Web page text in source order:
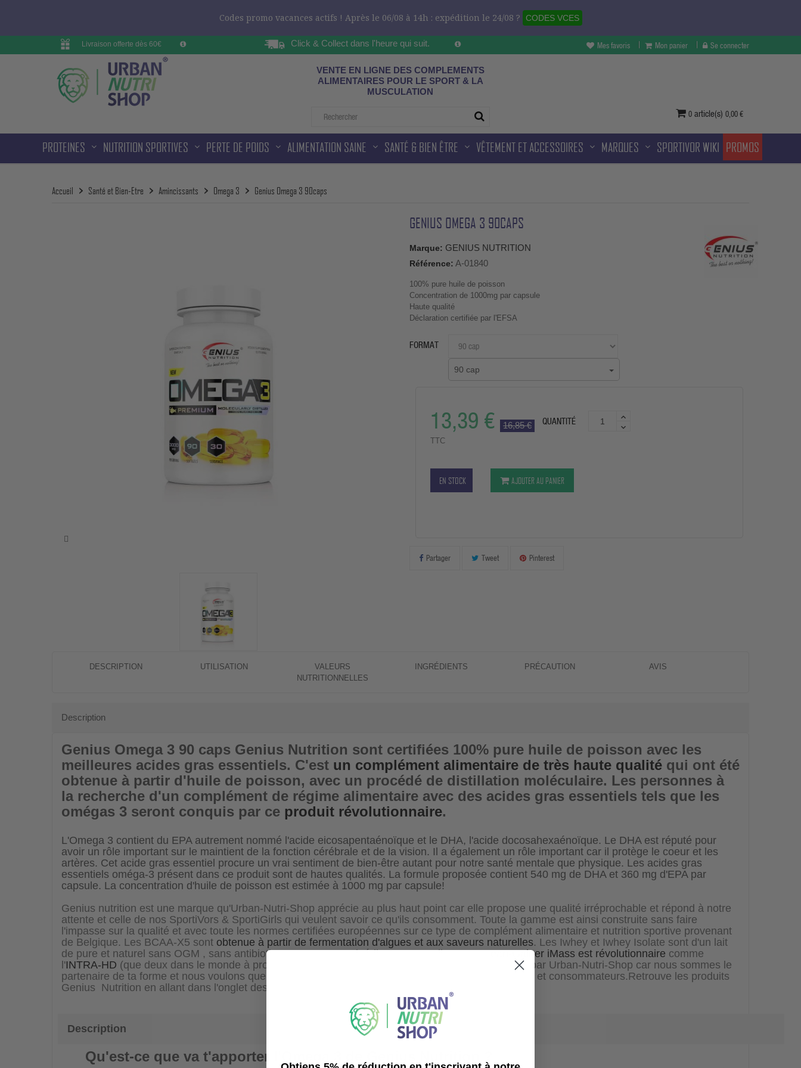
Codes promo vacances actifs ! Après le 06/08 à 14h : expédition le 24/08 ? CODES VCES
Livraison offerte dès 60€ Click & Collect dans l'heure qui suit.
Sur les horaires d'ouvertures à Melun et sans frais
additionnelle.
Mes favoris Mon panier Se connecter
VENTE EN LIGNE DES COMPLEMENTS
ALIMENTAIRES POUR LE SPORT & LA
MUSCULATION
0 article(s) 0,00 €
PROTEINES NUTRITION SPORTIVES PERTE DE POIDS ALIMENTATION SAINE SANTÉ & BIEN ÊTRE VÊTEMENT ET ACCESSOIRES MARQUES SPORTIVOR WIKI PROMOS
Accueil Santé et Bien-Etre Amincissants Omega 3 Genius Omega 3 90caps
GENIUS OMEGA 3 90CAPS
Marque: GENIUS NUTRITION
Référence: A-01840
100% pure huile de poisson
Concentration de 1000mg par capsule
Haute qualité
Déclaration certifiée par l'EFSA
FORMAT
90 cap
13,39 € 16,85 €
TTC
QUANTITÉ
EN STOCK AJOUTER AU PANIER
Partager Tweet Pinterest
DESCRIPTION UTILISATION
VALEURS
NUTRITIONNELLES
INGRÉDIENTS PRÉCAUTION AVIS
Description
Genius Omega 3 90 caps Genius Nutrition sont certifiées 100% pure huile de poisson avec les
meilleures acides gras essentiels. C'est un complément alimentaire de très haute qualité qui ont été
obtenue à partir d'huile de poisson, avec un procédé de distillation moléculaire. Les personnes à
la recherche d'un complément de régime alimentaire avec des acides gras essentiels tels que les
omégas 3 seront conquis par ce produit révolutionnaire.
L'Omega 3 contient du EPA autrement nommé l'acide eicosapentaénoïque et le DHA, l'acide docosahexaénoïque. Le DHA est réputé pour
avoir un rôle important sur le maintient de la fonction cérébrale et de la vision. Il a également un rôle important car il protège le coeur et les
artères. Cet acide gras essentiel procure un vrai sentiment de bien-être autant pour notre santé mentale que physique. Les acides gras
essentiels oméga-3 présent dans ce produit sont de hautes qualités. La formule proposée contient 540 mg de DHA et 360 mg d'EPA par
capsule. La concentration d'huile de poisson est estimée à 1000 mg par capsule!
Genius nutrition est une marque qu'Urban-Nutri-Shop apprécie au plus haut point car elle propose une qualité irréprochable et répond à notre
attente et celle de nos SportiVors & SportiGirls qui veulent savoir ce qu'ils consomment. Toute la gamme est ainsi construite sans faire
l'impasse sur la qualité et avec toute les normes certifiées européennes sur ce type de complément alimentaire et nutrition sportive provenant
de Belgique. Les BCAA-X5 sont obtenue à partir de fermentation d'algues et aux saveurs naturelles. Les Iwhey et Iwhey Isolate sont d'un lait
de pure et naturel sans OGM , sans antibiotique, aux saveurs inédites et naturelles. LeurLean-Gainer iMass est révolutionnaire comme
l'INTRA-HD (que deux dans le monde à produire ce type de produit!) Genius Nutrition est distribué par Urban-Nutri-Shop car nous sommes le
partenaire de ta forme et nous voulons que le meilleur des compléments sport pour les distributeurs et consommateurs.Retrouve les produits
Genius Nutrition en allant dans l'onglet des marques.
Description
Qu'est-ce que va t'apporter l'Omega 3 de Genius Nutrition ?